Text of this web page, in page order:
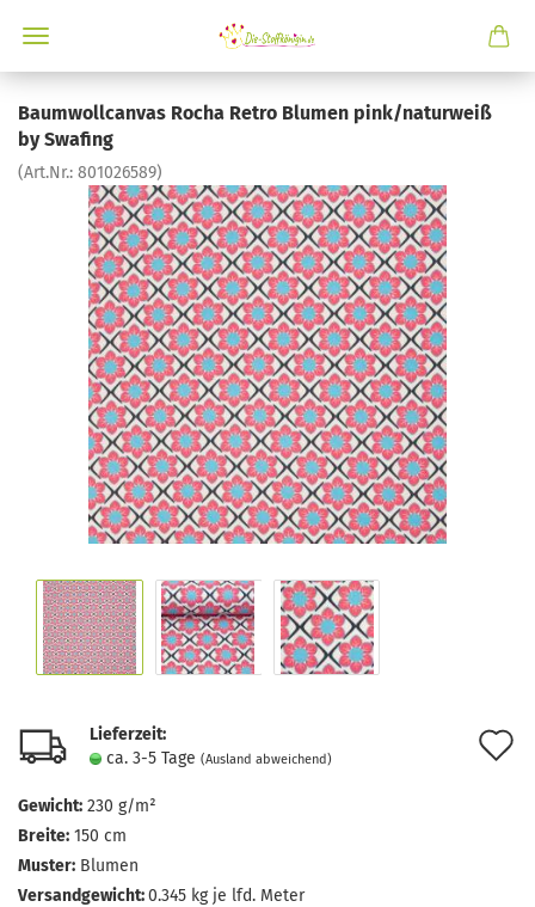
Baumwollcanvas Rocha Retro Blumen pink/naturweiß
by Swafing
(Art.Nr.: 801026589)
Lieferzeit:
ca. 3-5 Tage (Ausland abweichend)
Gewicht: 230 g/m²
Breite: 150 cm
Muster: Blumen
Versandgewicht:0.345 kg je lfd. Meter